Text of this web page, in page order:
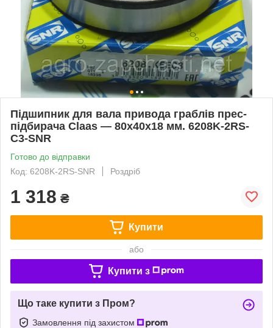
Підшипник для вала привода граблів прес-
підбирача Claas — 80x40x18 мм. 6208K-2RS-
C3-SNR
Готово до відправки
Код: 6208K-2RS-SNR
Роздріб
1 318 ₴
Купити
або
Купити з
Що таке купити з Пром?
Замовлення під захистом